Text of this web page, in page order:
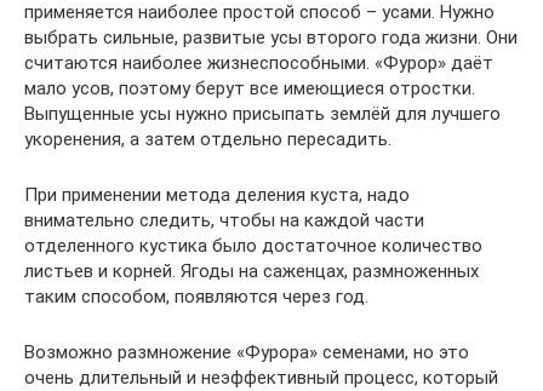
применяется наиболее простой способ – усами. Нужно
выбрать сильные, развитые усы второго года жизни. Они
считаются наиболее жизнеспособными. «Фурор» даёт
мало усов, поэтому берут все имеющиеся отростки.
Выпущенные усы нужно присыпать землёй для лучшего
укоренения, а затем отдельно пересадить.
При применении метода деления куста, надо
внимательно следить, чтобы на каждой части
отделенного кустика было достаточное количество
листьев и корней. Ягоды на саженцах, размноженных
таким способом, появляются через год.
Возможно размножение «Фурора» семенами, но это
очень длительный и неэффективный процесс, который